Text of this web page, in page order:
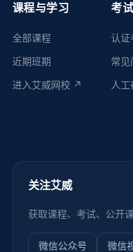
课程与学习
全部课程
近期班期
进入艾威网校 ↗
考
认证
常见
人
关注艾威
获取课程、考试、公开
微信公众号 微信